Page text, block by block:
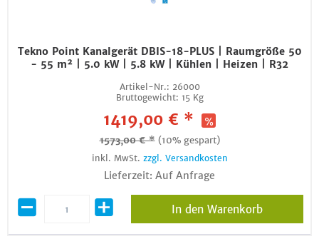
Tekno Point Kanalgerät DBIS-18-PLUS | Raumgröße 50
- 55 m² | 5.0 kW | 5.8 kW | Kühlen | Heizen | R32
Artikel-Nr.: 26000
Bruttogewicht: 15 Kg
1419,00 € *
1573,00 € * (10% gespart)
inkl. MwSt. zzgl. Versandkosten
Lieferzeit: Auf Anfrage
In den Warenkorb